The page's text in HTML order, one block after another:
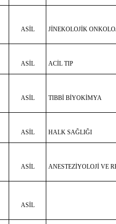
ASİL JİNEKOLOJİK
ASİL ACİL TIP
ASİL TIBBİ BİYOKİMYA
ASİL HALK SAĞLIĞI
ASİL ANESTEZİYOLOJİ VE
ASİL